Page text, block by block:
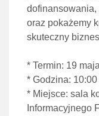
oraz pokażemy
skuteczny
* Termin: 19
* Godzina:
* Miejsce: sala
Informacyjnego